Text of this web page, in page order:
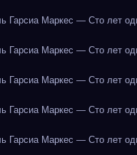
Гарсиа Маркес — Сто лет
Гарсиа Маркес — Сто лет
Гарсиа Маркес — Сто лет
Гарсиа Маркес — Сто лет
Гарсиа Маркес — Сто лет